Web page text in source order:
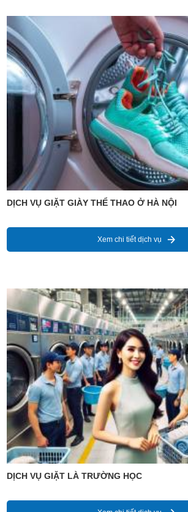
DỊCH VỤ GIẶT GIÀY THỂ THAO Ở HÀ NỘI
Xem chi tiết dịch vụ
DỊCH VỤ GIẶT LÀ TRƯỜNG HỌC